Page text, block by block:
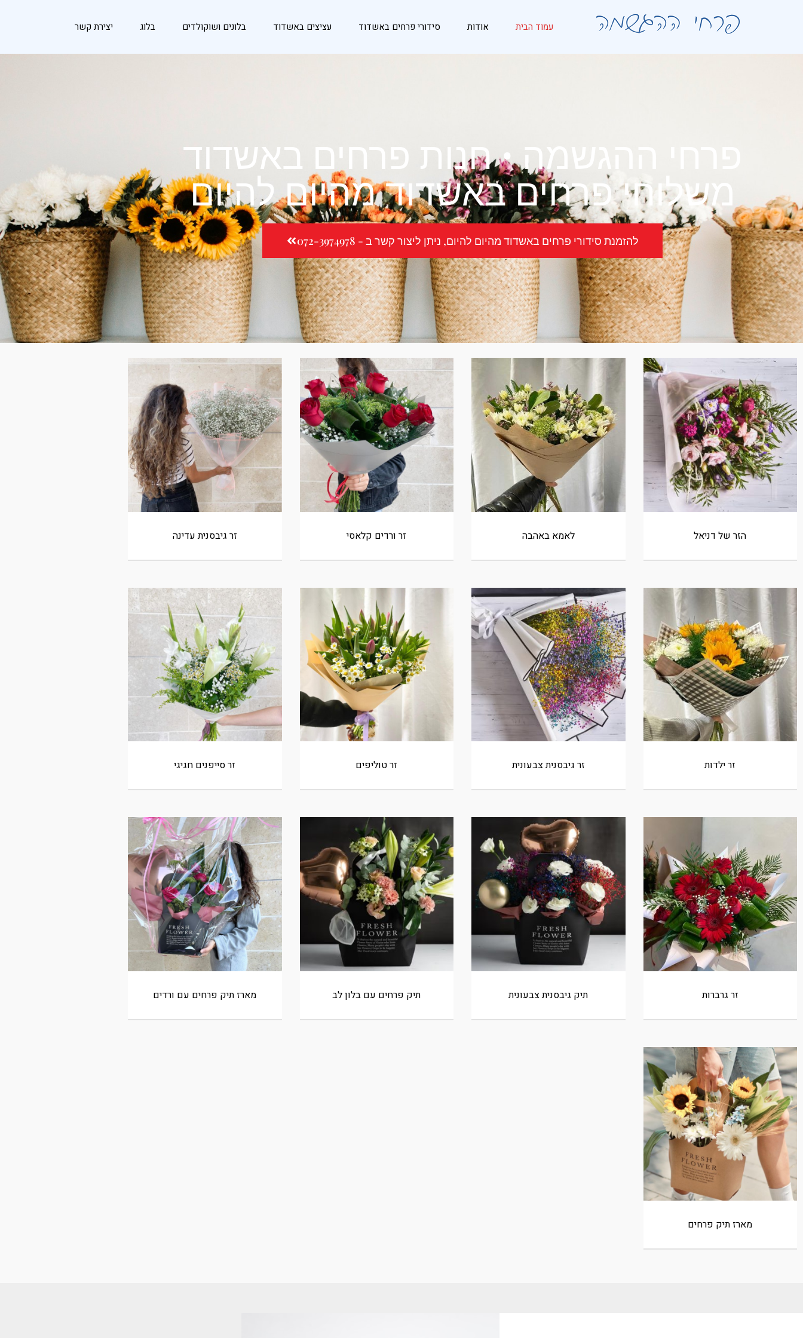
עמוד הבית אודות סידורי פרחים באשדוד עציצים באשדוד בלונים ושוקולדים בלוג יצירת קשר
פרחי ההגשמה • חנות פרחים באשדוד
משלוחי פרחים באשדוד מהיום להיום
להזמנת סידורי פרחים באשדוד מהיום להיום, ניתן ליצור קשר ב - 072-3974978
הזר של דניאל לאמא באהבה זר ורדים קלאסי זר גיבסנית עדינה
זר ילדות זר גיבסנית צבעונית זר טוליפים זר סייפנים חגיגי
זר גרברות תיק גיבסנית צבעונית תיק פרחים עם בלון לב מארז תיק פרחים עם ורדים
מארז תיק פרחים